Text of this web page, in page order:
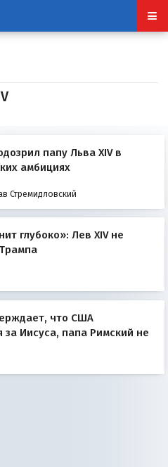
папу Льва XIV в
амбициях
Стремидловский
глубоко»: Лев XIV не
что США
за Иисуса, папа Римский не